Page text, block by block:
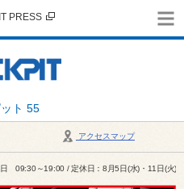
ト 55
PRESS
アクセスマップ
09:30～19:00 / 定休日：8月5日(水)・11日(火)